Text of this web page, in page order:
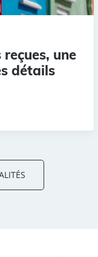
une
détails